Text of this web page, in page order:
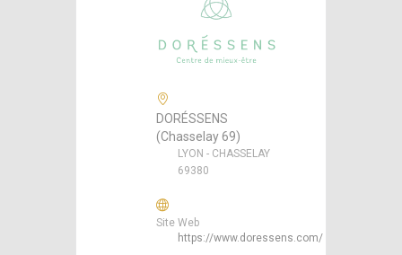
DORÉSSENS
(Chasselay 69)
LYON - CHASSELAY
69380
Site Web
https://www.doressens.com/